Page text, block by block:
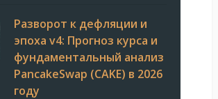
Разворот к дефляции и
эпоха v4: Прогноз курса и
фундаментальный анализ
PancakeSwap (CAKE) в 2026
году